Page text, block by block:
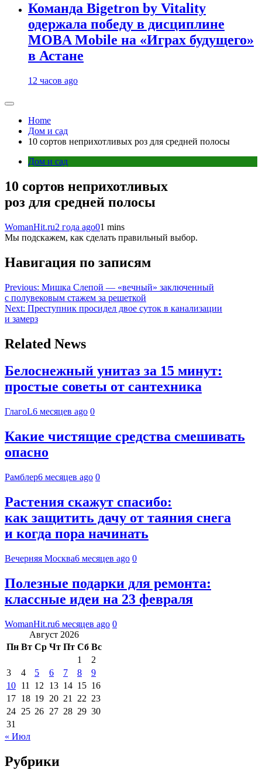
Команда Bigetron by Vitality
одержала победу в дисциплине
MOBA Mobile на «Играх будущего»
в Астане
12 часов ago
Home
Дом и сад
10 сортов неприхотливых роз для средней полосы
Дом и сад
10 сортов неприхотливых
роз для средней полосы
WomanHit.ru2 года ago01 mins
Мы подскажем, как сделать правильный выбор.
Навигация по записям
Previous: Мишка Слепой — «вечный» заключенный
с полувековым стажем за решеткой
Next: Преступник просидел двое суток в канализации
и замерз
Related News
Белоснежный унитаз за 15 минут:
простые советы от сантехника
ГлагоL6 месяцев ago 0
Какие чистящие средства смешивать
опасно
Рамблер6 месяцев ago 0
Растения скажут спасибо:
как защитить дачу от таяния снега
и когда пора начинать
Вечерняя Москва6 месяцев ago 0
Полезные подарки для ремонта:
классные идеи на 23 февраля
WomanHit.ru6 месяцев ago 0
Август 2026
Пн Вт Ср Чт Пт Сб Вс
1
2
3
4 5 6 7 8
9
10 11 12 13 14 15 16
17 18 19 20 21 22 23
24 25 26 27 28 29 30
31
« Июл
Рубрики